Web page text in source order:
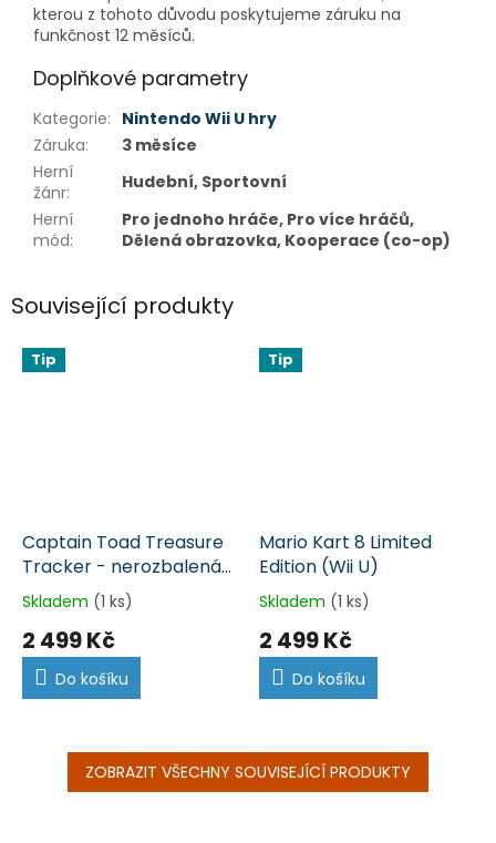
kterou z tohoto důvodu poskytujeme záruku na
funkčnost 12 měsíců.
Doplňkové parametry
Kategorie: Nintendo Wii U hry
Záruka:
3 měsíce
Herní
žánr:
Hudební, Sportovní
Herní
mód:
Pro jednoho hráče, Pro více hráčů,
Dělená obrazovka, Kooperace (co-op)
Související produkty
Tip
Captain Toad Treasure
Tracker - nerozbalená
(Wii U)
Skladem (1 ks)
2 499 Kč
Do košíku
Tip
Mario Kart 8 Limited
Edition (Wii U)
Skladem (1 ks)
2 499 Kč
Do košíku
ZOBRAZIT VŠECHNY SOUVISEJÍCÍ PRODUKTY